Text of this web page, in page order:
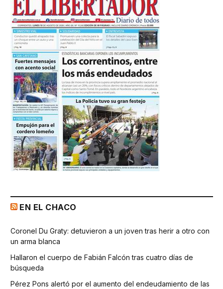
EN EL CHACO
Coronel Du Graty: detuvieron a un joven tras herir a otro con
un arma blanca
Hallaron el cuerpo de Fabián Falcón tras cuatro días de
búsqueda
Pérez Pons alertó por el aumento del endeudamiento de las